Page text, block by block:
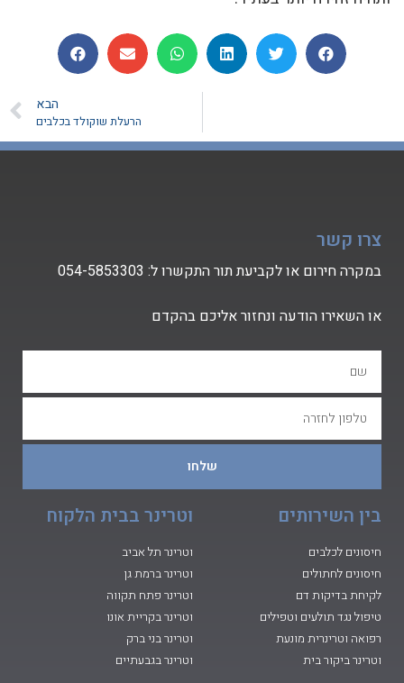
הבא
הרעלת שוקולד בכלבים
צרו קשר
במקרה חירום או לקביעת תור התקשרו ל: 054-5853303
או השאירו הודעה ונחזור אליכם בהקדם
שלחו
בין השירותים
חיסונים לכלבים
חיסונים לחתולים
לקיחת בדיקות דם
טיפול נגד תולעים וטפילים
רפואה וטרינרית מונעת
וטרינר ביקור בית
וטרינר בבית הלקוח
וטרינר תל אביב
וטרינר ברמת גן
וטרינר פתח תקווה
וטרינר בקריית אונו
וטרינר בני ברק
וטרינר בגבעתיים